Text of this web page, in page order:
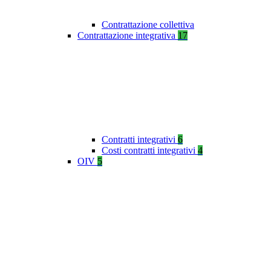
Contrattazione collettiva
Contrattazione integrativa 17
Contratti integrativi 6
Costi contratti integrativi 4
OIV 5